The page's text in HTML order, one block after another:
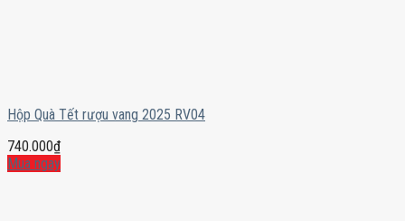
Hộp Quà Tết rượu vang 2025 RV04
740.000₫
Mua ngay